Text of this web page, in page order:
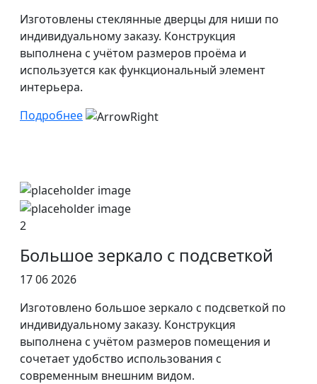
Изготовлены стеклянные дверцы для ниши по
индивидуальному заказу. Конструкция
выполнена с учётом размеров проёма и
используется как функциональный элемент
интерьера.
Подробнее
2
Большое зеркало с подсветкой
17 06 2026
Изготовлено большое зеркало с подсветкой по
индивидуальному заказу. Конструкция
выполнена с учётом размеров помещения и
сочетает удобство использования с
современным внешним видом.